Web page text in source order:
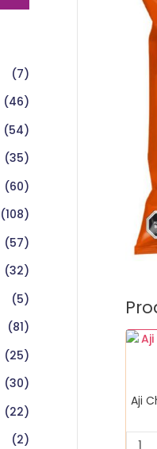
(7)
(46)
(54)
(35)
(60)
(108)
(57)
(32)
(5)
(81)
(25)
(30)
(22)
(2)
Aji
Aji
240
gr